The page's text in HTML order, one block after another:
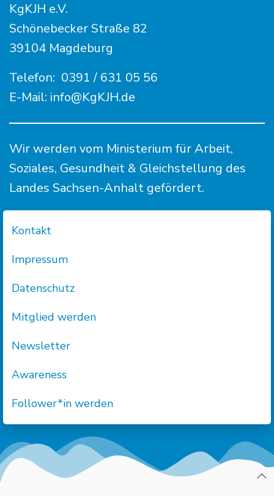
KgKJH e.V.
Schönebecker Straße 82
39104 Magdeburg
Telefon: 0391 / 631 05 56
E-Mail: info@KgKJH.de
Wir werden vom Ministerium für Arbeit,
Soziales, Gesundheit & Gleichstellung des
Landes Sachsen-Anhalt gefördert.
Kontakt
Impressum
Datenschutz
Mitglied werden
Newsletter
Awareness
Follower*in werden